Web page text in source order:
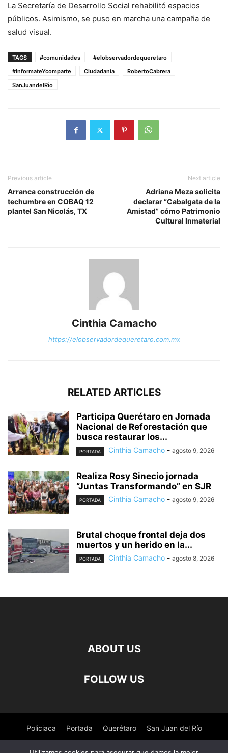
La Secretaría de Desarrollo Social rehabilitó espacios
públicos. Asimismo, se puso en marcha una campaña de
salud visual.
TAGS #comunidades
#elobservadordequeretaro
#informateYcomparte
Ciudadanía
RobertoCabrera
SanJuandelRio
Previous article
Arranca construcción de
techumbre en COBAQ 12
plantel San Nicolás, TX
Next article
Adriana Meza solicita
declarar “Cabalgata de la
Amistad” cómo Patrimonio
Cultural Inmaterial
Cinthia Camacho
https://elobservadordequeretaro.com.mx
RELATED ARTICLES
Participa Querétaro en Jornada
Nacional de Reforestación que
busca restaurar los...
PORTADA Cinthia Camacho - agosto 9, 2026
Realiza Rosy Sinecio jornada
“Juntas Transformando” en SJR
PORTADA Cinthia Camacho - agosto 9, 2026
Brutal choque frontal deja dos
muertos y un herido en la...
PORTADA Cinthia Camacho - agosto 8, 2026
ABOUT US
FOLLOW US
Policiaca Portada Querétaro San Juan del Río